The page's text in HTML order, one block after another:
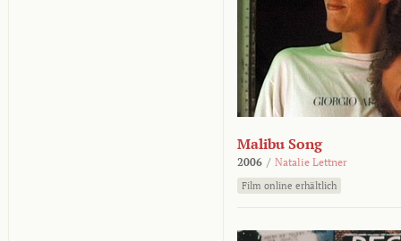
Malibu Song
2006 / Natalie Lettner
Film online erhältlich